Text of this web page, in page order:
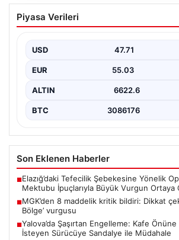
MGK’den 8 maddelik kritik
çeken ‘Terörsüz Bölge’
Piyasa Verileri
USD 47.71
EUR 55.03
ALTIN 6622.6
BTC 3086176
Son Eklenen Haberler
■Elazığ’daki Tefecilik Şebekesine Yönelik
Mektubu İpuçlarıyla Büyük Vurgun Ortaya
■MGK’den 8 maddelik kritik bildiri: Dikkat
Bölge’ vurgusu
■Yalova’da Şaşırtan Engelleme: Kafe
İsteyen Sürücüye Sandalye ile Müdahale